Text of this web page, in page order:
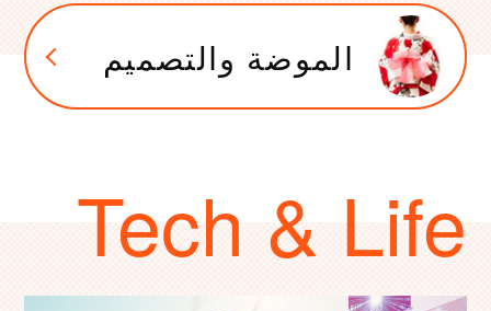
الموضة والتصميم
Tech & Life